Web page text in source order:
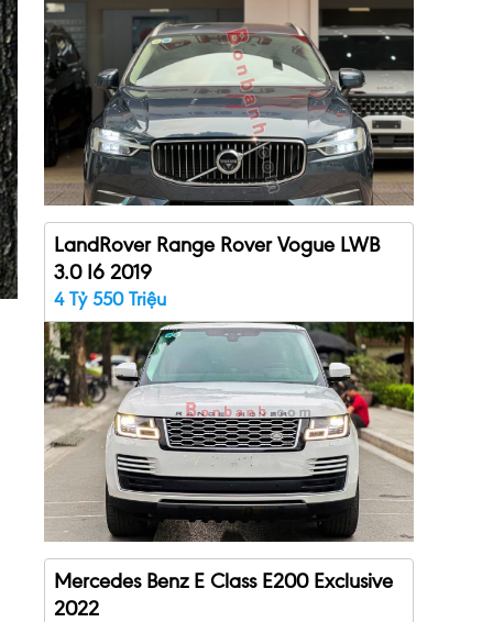
LandRover Range Rover Vogue LWB
3.0 I6 2019
4 Tỷ 550 Triệu
Mercedes Benz E Class E200 Exclusive
2022